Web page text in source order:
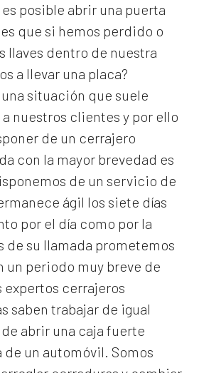
posible abrir una puerta
que si hemos perdido o
llaves dentro de nuestra
a llevar una placa?
situación que suele
nuestros clientes y por ello
de un cerrajero
con la mayor brevedad es
de un servicio de
ágil los siete días
por el día como por la
de su llamada prometemos
un periodo muy breve de
expertos cerrajeros
saben trabajar de igual
abrir una caja fuerte
de un automóvil. Somos